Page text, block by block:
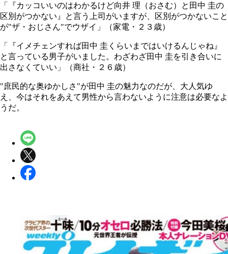
「『カッコいいのはわかるけど向井 理（おさむ）と田中 圭の
区別がつかない』と言う上司がいますが、区別がつかないこと
が"ザ・おじさん"でウザイ」（家電・２３歳）
「『イメチェンすれば田中 圭くらいまではいけるんじゃね』
と言っている男子がいました。わざわざ田中 圭を引き合いに
出さなくていい」（商社・２６歳）
"庶民的な奥ゆかしさ"が田中 圭の魅力なのだが、大人気ゆ
え、今はそれをあえて男性から言わないように注意は必要なよ
うだ。